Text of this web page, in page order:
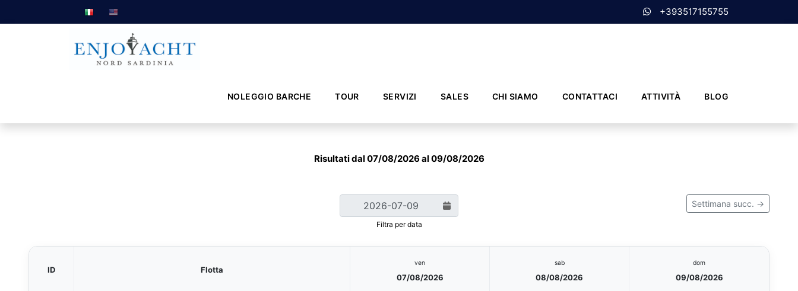
+393517155755
NOLEGGIO BARCHE TOUR SERVIZI SALES CHI SIAMO CONTATTACI ATTIVITÀ BLOG
Risultati dal 07/08/2026 al 09/08/2026
Filtra per data
Settimana succ. →
ID Flotta
ven
07/08/2026
sab
08/08/2026
dom
09/08/2026